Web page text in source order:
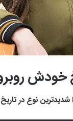
خودش
نوع در تاریخ